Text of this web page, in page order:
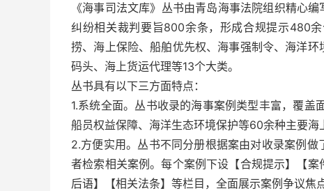
《海事司法文库》丛书由青岛海事法院组织精心
纠纷相关裁判要旨800余条，形成合规提示480
捞、海上保险、船舶优先权、海事强制令、海洋
码头、海上货运代理等13个大类。
丛书具有以下三方面特点：
1.系统全面。丛书收录的海事案例类型丰富，覆盖
船员权益保障、海洋生态环境保护等60余种主要海
2.方便实用。丛书不同分册根据案由对收录案例
者检索相关案例。每个案例下设【合规提示】【
后语】【相关法条】等栏目，全面展示案例争议焦